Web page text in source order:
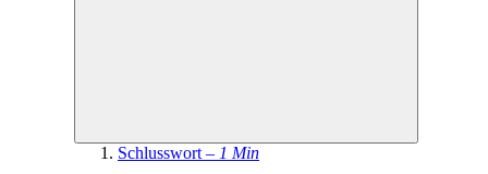
Schlusswort – 1 Min